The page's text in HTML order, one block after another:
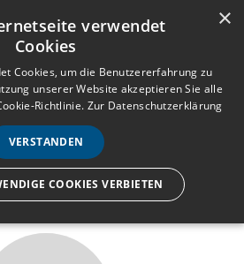
Anmelden Registrieren
e
n
ü
los,
×
verwendet
Cookies
Cookies, um die Benutzererfahrung zu
unserer Website akzeptieren Sie alle
Richtlinie. Zur Datenschutzerklärung
VERSTANDEN
COOKIES VERBIETEN